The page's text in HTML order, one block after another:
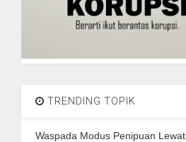
TRENDING TOPIK
Waspada Modus Penipuan Lewat